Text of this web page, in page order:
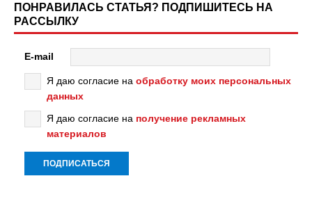
ПОНРАВИЛАСЬ СТАТЬЯ? ПОДПИШИТЕСЬ НА
РАССЫЛКУ
E-mail
Я даю согласие на обработку моих персональных
данных
Я даю согласие на получение рекламных
материалов